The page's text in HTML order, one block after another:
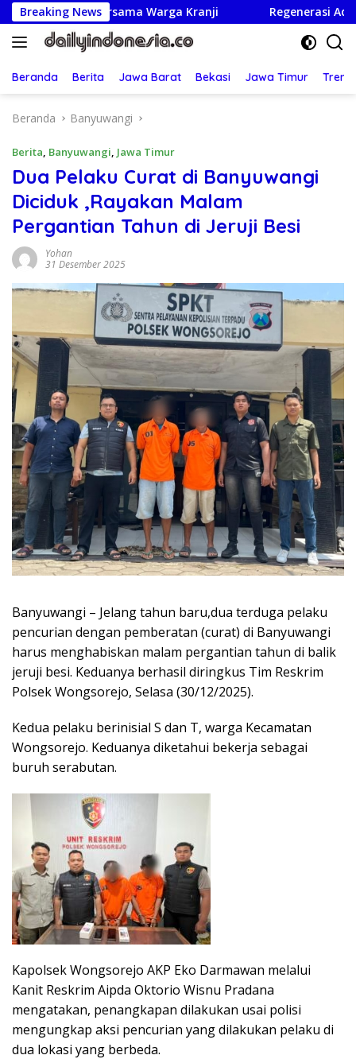
Langsung
ke
konten
Breaking News
Bersama Warga Kranji Regenerasi Adil: UBM
Beranda Berita Jawa Barat Bekasi Jawa Timur
Beranda Banyuwangi
Berita, Banyuwangi, Jawa Timur
Dua Pelaku Curat di Banyuwangi
Diciduk ,Rayakan Malam
Pergantian Tahun di Jeruji Besi
Yohan
31 Desember 2025
Banyuwangi – Jelang tahun baru,dua terduga pelaku
pencurian dengan pemberatan (curat) di Banyuwangi
harus menghabiskan malam pergantian tahun di balik
jeruji besi. Keduanya berhasil diringkus Tim Reskrim
Polsek Wongsorejo, Selasa (30/12/2025).
Kedua pelaku berinisial S dan T, warga Kecamatan
Wongsorejo. Keduanya diketahui bekerja sebagai
buruh serabutan.
Kapolsek Wongsorejo AKP Eko Darmawan melalui
Kanit Reskrim Aipda Oktorio Wisnu Pradana
mengatakan, penangkapan dilakukan usai polisi
mengungkap aksi pencurian yang dilakukan pelaku di
dua lokasi yang berbeda.